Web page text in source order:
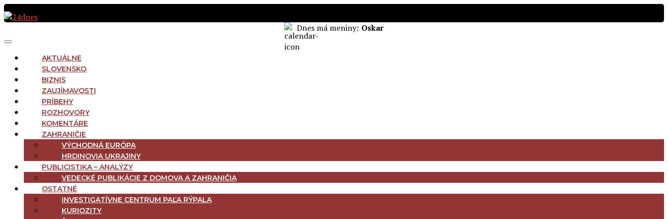
Preskočiť
na
Dnes má meniny: Oskar
Menu
AKTUÁLNE
SLOVENSKO
BIZNIS
ZAUJÍMAVOSTI
PRÍBEHY
ROZHOVORY
KOMENTÁRE
ZAHRANIČIE
VÝCHODNÁ EURÓPA
HRDINOVIA UKRAJINY
PUBLICISTIKA – ANALÝZY
VEDECKÉ PUBLIKÁCIE Z DOMOVA A ZAHRANIČIA
OSTATNÉ
INVESTIGATÍVNE CENTRUM PAĽA RÝPALA
KURIOZITY